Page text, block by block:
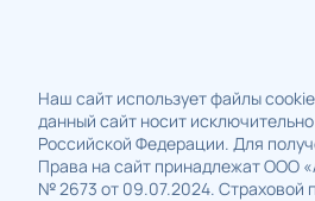
Наш сайт использует файлы
данный сайт носит
Российской Федерации. Для
Права на сайт принадлежат ООО
№ 2673 от 09.07.2024. Страховой